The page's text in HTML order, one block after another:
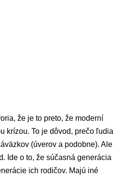
že je to preto, že moderní
krízou. To je dôvod, prečo ľudia
(úverov a podobne). Ale
Ide o to, že súčasná generácia
ich rodičov. Majú iné